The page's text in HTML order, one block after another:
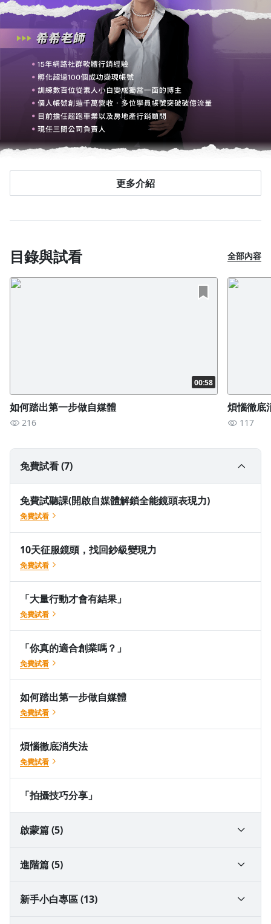
億！客人紛至沓來，業績不斷創佳績！
員創造半年破千萬的營業額！許多因疫情困擾的老闆也創下歷史
4. 她還受邀開箱將軍級超跑和豪宅！這一切源於她出色的鏡頭
表現和清晰的表達能力。她的“10天征服鏡頭，找回鈔級變現
力”的課程將帶領你快速提升鏡頭表現和口播技巧，讓你輕鬆掌
握流量，成為氣場滿滿的鈔級變現王！
更多介紹
目錄與試看 全部內容
00:58
如何踏出第一步做自媒體
216
煩惱徹底
117
免費試看 (7)
免費試聽課(開啟自媒體解鎖全能鏡頭表現力)
免費試看
10天征服鏡頭，找回鈔級變現力
免費試看
「大量行動才會有結果」
免費試看
「你真的適合創業嗎？」
免費試看
如何踏出第一步做自媒體
免費試看
煩惱徹底消失法
免費試看
「拍攝技巧分享」
啟蒙篇 (5)
L1.【鏡頭魅力解鎖】
L2.【提升鏡頭表現力】
進階篇 (5)
L6.【六步定位法吸引精準粉絲輕鬆變現】
新手小白專區 (13)